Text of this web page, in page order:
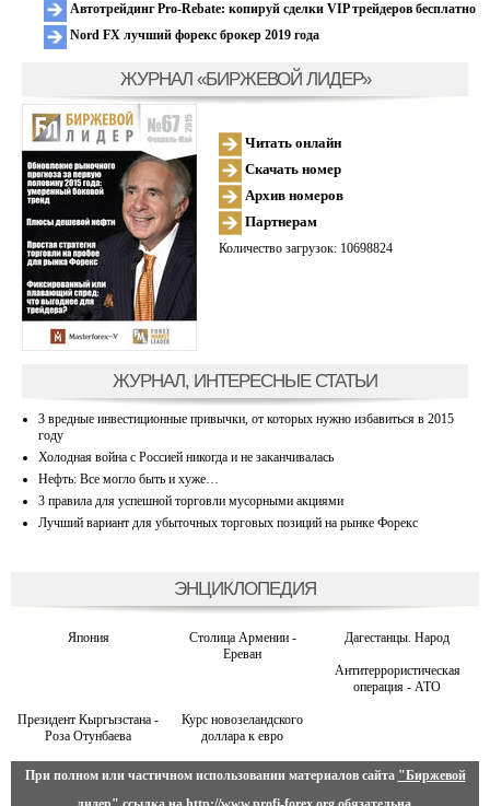
Автотрейдинг Pro-Rebate: копируй сделки VIP трейдеров бесплатно
Nord FX лучший форекс брокер 2019 года
ЖУРНАЛ «БИРЖЕВОЙ ЛИДЕР»
Читать онлайн
Скачать номер
Архив номеров
Партнерам
Количество загрузок: 10698824
ЖУРНАЛ, ИНТЕРЕСНЫЕ СТАТЬИ
3 вредные инвестиционные привычки, от которых нужно избавиться в 2015
году
Холодная война с Россией никогда и не заканчивалась
Нефть: Все могло быть и хуже…
3 правила для успешной торговли мусорными акциями
Лучший вариант для убыточных торговых позиций на рынке Форекс
ЭНЦИКЛОПЕДИЯ
Япония
Столица Армении -
Ереван
Дагестанцы. Народ
Антитеррористическая
операция - АТО
Президент Кыргызстана -
Роза Отунбаева
Курс новозеландского
доллара к евро
При полном или частичном использовании материалов сайта "Биржевой